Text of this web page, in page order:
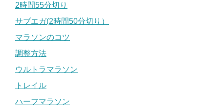
2時間55分切り
サブエガ(2時間50分切り）
マラソンのコツ
調整方法
ウルトラマラソン
トレイル
ハーフマラソン